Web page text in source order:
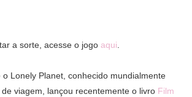
a sorte, acesse o jogo aqui.
o Lonely Planet, conhecido mundialmente
viagem, lançou recentemente o livro Film